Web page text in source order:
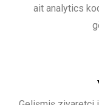
ait analytics